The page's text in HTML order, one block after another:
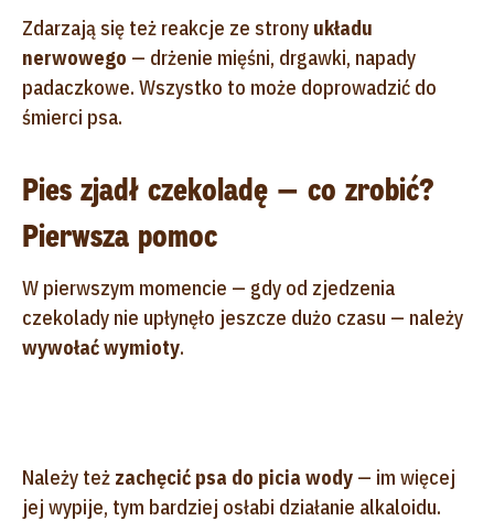
Zdarzają się też reakcje ze strony układu
nerwowego — drżenie mięśni, drgawki, napady
padaczkowe. Wszystko to może doprowadzić do
śmierci psa.
Pies zjadł czekoladę — co zrobić?
Pierwsza pomoc
W pierwszym momencie — gdy od zjedzenia
czekolady nie upłynęło jeszcze dużo czasu — należy
wywołać wymioty.
Należy też zachęcić psa do picia wody — im więcej
jej wypije, tym bardziej osłabi działanie alkaloidu.